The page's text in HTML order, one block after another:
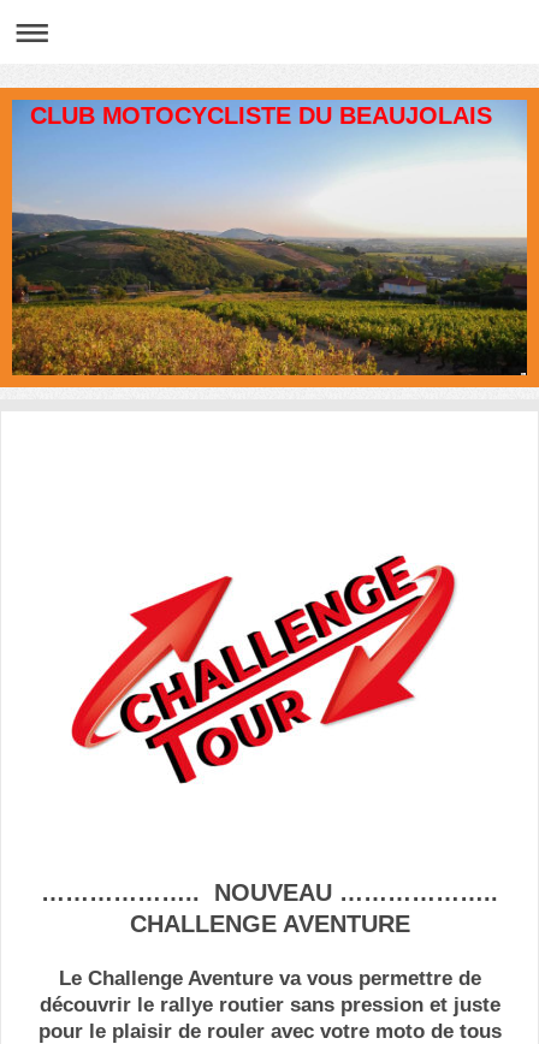
CLUB MOTOCYCLISTE DU BEAUJOLAIS
……………….. NOUVEAU ………………..
CHALLENGE AVENTURE
Le Challenge Aventure va vous permettre de
découvrir le rallye routier sans pression et juste
pour le plaisir de rouler avec votre moto de tous